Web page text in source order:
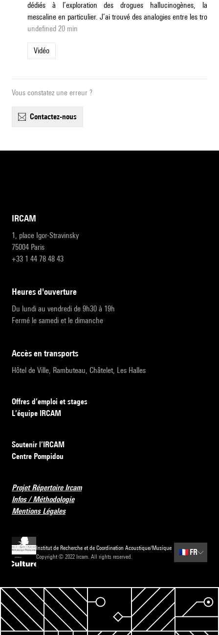
dédiés à l’exploration des drogues hallucinogènes, la
mescaline en particulier. J’ai trouvé des analogies entre les tro
undefined 20 min
Vidéo
Vous constatez une erreur ?
contactez-nous
IRCAM
1, place Igor-Stravinsky
75004 Paris
+33 1 44 78 48 43
heures d'ouverture
Du lundi au vendredi de 9h30 à 19h
Fermé le samedi et le dimanche
accès en transports
Hôtel de Ville, Rambuteau, Châtelet, Les Halles
Offres d’emploi et stages
L’équipe IRCAM
Soutenir l’IRCAM
Centre Pompidou
Projet Répertoire Ircam
Infos / Méthodologie
Mentions Légales
Institut de Recherche et de Coordination Acoustique/Musique
Copyright © 2022 Ircam. All rights reserved.
🇫🇷 FR